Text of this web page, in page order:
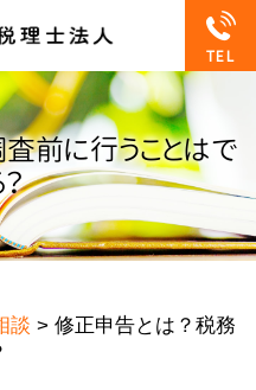
前に行うことはで
談 > 修正申告とは？税務